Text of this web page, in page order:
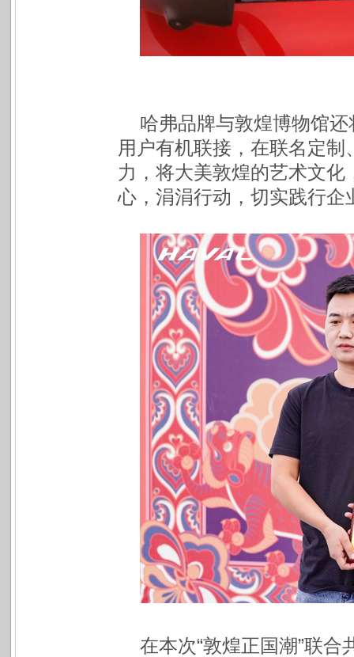
哈弗品牌与敦煌博物馆
用户有机联接，在联名定
力，将大美敦煌的艺术文
心，涓涓行动，切实践行
在本次“敦煌正国潮”联